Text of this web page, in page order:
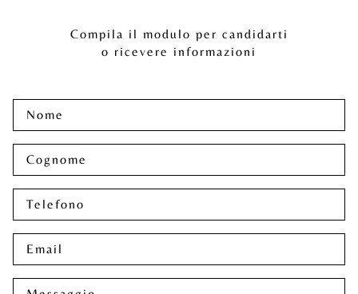
Compila il modulo per candidarti
o ricevere informazioni